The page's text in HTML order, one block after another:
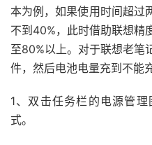
本为例，如果使用时间超过
不到40%，此时借助联想精
至80%以上。对于联想老笔
件，然后电池电量充到不能
1、双击任务栏的电源管
式。